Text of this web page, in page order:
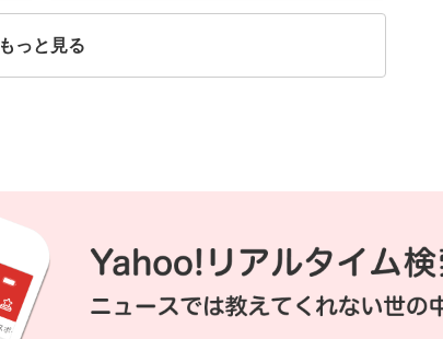
構内放送事案について声明を公表した。「第
に音声が流された可能性も含めて確認を実
数
ス
ね
もっと見る